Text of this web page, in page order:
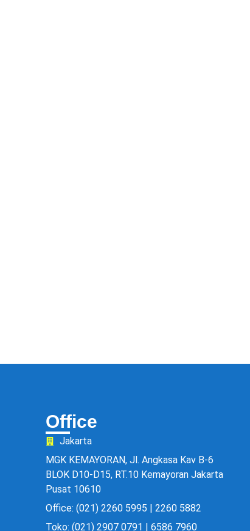
Office
Jakarta
MGK KEMAYORAN, Jl. Angkasa Kav B-6
BLOK D10-D15, RT.10 Kemayoran Jakarta
Pusat 10610
Office: (021) 2260 5995 | 2260 5882
Toko: (021) 2907 0791 | 6586 7960